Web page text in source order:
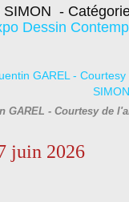
SIMON -
Dessin
GAREL - Courtesy de
juin 2026